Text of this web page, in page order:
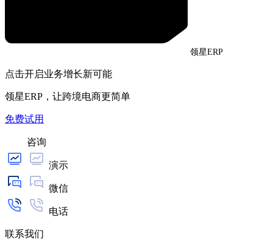
领星ERP
点击开启业务增长新可能
领星ERP，让跨境电商更简单
免费试用
咨询
演示
微信
电话
联系我们